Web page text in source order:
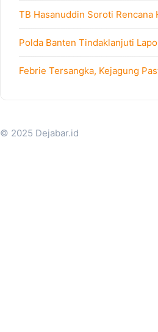
TB Hasanuddin Soroti Rencana
Polda Banten Tindaklanjuti
Febrie Tersangka, Kejagung
© 2025 Dejabar.id